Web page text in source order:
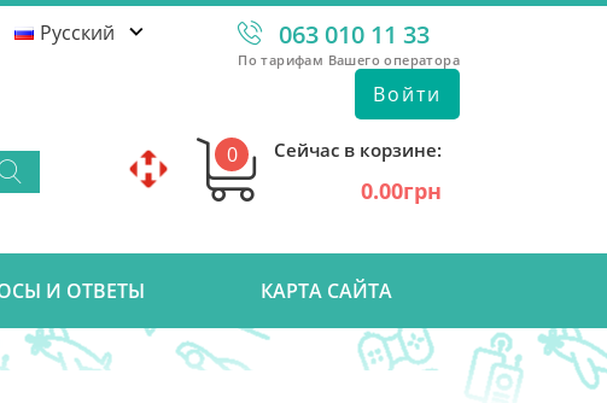
Русский 063 010 11 33
По тарифам Вашего оператора
Войти
0 Сейчас в корзине:
0.00грн
И ОТВЕТЫ КАРТА САЙТА